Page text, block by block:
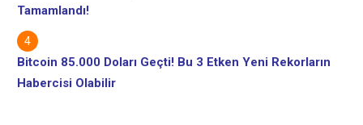
Tamamlandı!
Bitcoin 85.000 Doları Geçti! Bu 3 Etken Yeni Rekorların
Habercisi Olabilir